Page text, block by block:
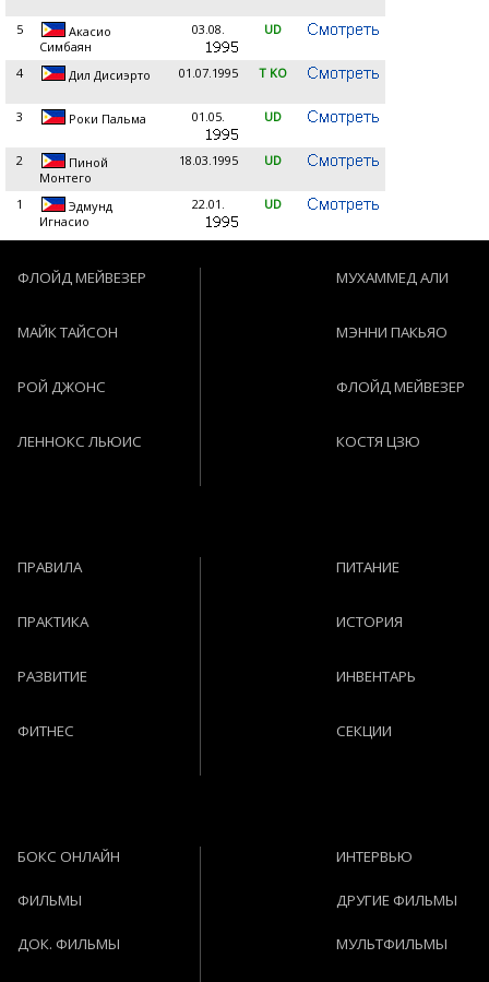
5
Акасио
Симбаян
03.08. UD
4 Дил Дисиэрто 01.07.1995 T KO
3 Роки Пальма 01.05. UD
2
Пиной
Монтего
18.03.1995 UD
1
Эдмунд
Игнасио
22.01. UD
ФЛОЙД МЕЙВЕЗЕР
МАЙК ТАЙСОН
РОЙ ДЖОНС
ЛЕННОКС ЛЬЮИС
МУХАММЕД АЛИ
МЭННИ ПАКЬЯО
ФЛОЙД МЕЙВЕЗЕР
КОСТЯ ЦЗЮ
ПРАВИЛА
ПРАКТИКА
РАЗВИТИЕ
ФИТНЕС
ПИТАНИЕ
ИСТОРИЯ
ИНВЕНТАРЬ
СЕКЦИИ
БОКС ОНЛАЙН
ФИЛЬМЫ
ДОК. ФИЛЬМЫ
ИНТЕРВЬЮ
ДРУГИЕ ФИЛЬМЫ
МУЛЬТФИЛЬМЫ